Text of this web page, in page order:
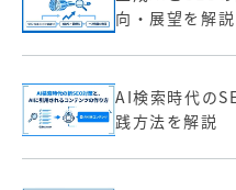
向・展望を解説
AI検索時代の
践方法を解説